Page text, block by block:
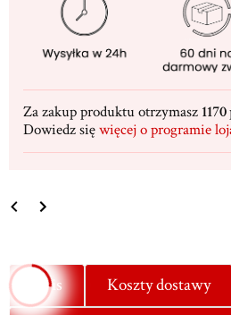
Za zakup produktu otrzymasz
Dowiedz sięwięcej o programie
Opis Koszty dostawy